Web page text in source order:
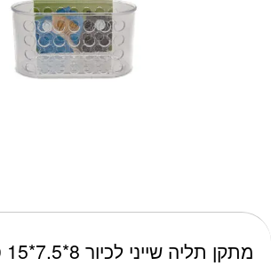
מתקן תליה שייני לכיור 8*7.5*15 ס”מ
כמות מתקן תליה שייני לכיור 8*7.5*15 ס"מ